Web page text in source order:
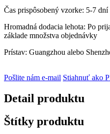
Čas prispôsobený vzorke: 5-7 dní
Hromadná dodacia lehota: Po
základe množstva objednávky
Prístav: Guangzhou alebo
Pošlite nám e-mail Stiahnuť ako
Detail produktu
Štítky produktu